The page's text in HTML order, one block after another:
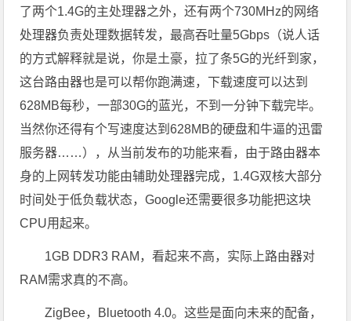
了两个1.4G的主处理器之外，还有两个730MHz的网络
处理器负责处理数据转发，最高吞吐量5Gbps（说人话
的方式解释就是说，你是土豪，拉了条5G的光纤到家，
这台路由器也是可以帮你跑满速，下载速度可以达到
628MB每秒，一部30G的蓝光，不到一分钟下载完毕。
当然你还得有个写速度达到628MB的硬盘和牛逼的迅雷
服务器……），从当前发布的功能来看，由于路由器本
身的上网转发功能由辅助处理器完成，1.4G双核大部分
时间处于低负载状态，Google还需要很多功能把这块
CPU用起来。
1GB DDR3 RAM，看起来不高，实际上路由器对
RAM需求真的不高。
ZigBee，Bluetooth 4.0。这些是面向未来的配备，